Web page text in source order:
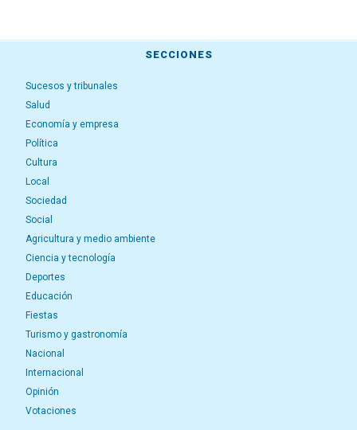
SECCIONES
Sucesos y tribunales
Salud
Economía y empresa
Política
Cultura
Local
Sociedad
Social
Agricultura y medio ambiente
Ciencia y tecnología
Deportes
Educación
Fiestas
Turismo y gastronomía
Nacional
Internacional
Opinión
Votaciones